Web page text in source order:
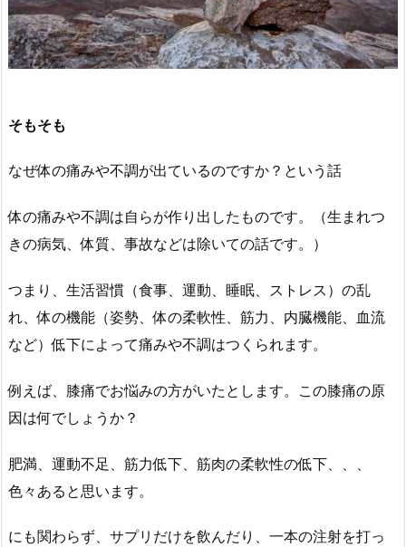
そもそも
なぜ体の痛みや不調が出ているのですか？という話
体の痛みや不調は自らが作り出したものです。（生まれつ
きの病気、体質、事故などは除いての話です。）
つまり、生活習慣（食事、運動、睡眠、ストレス）の乱
れ、体の機能（姿勢、体の柔軟性、筋力、内臓機能、血流
など）低下によって痛みや不調はつくられます。
例えば、膝痛でお悩みの方がいたとします。この膝痛の原
因は何でしょうか？
肥満、運動不足、筋力低下、筋肉の柔軟性の低下、、、
色々あると思います。
にも関わらず、サプリだけを飲んだり、一本の注射を打っ